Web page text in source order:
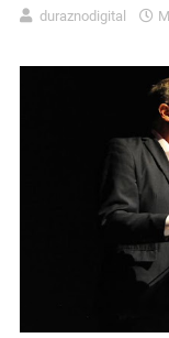
duraznodigital